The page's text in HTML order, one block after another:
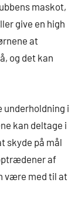
maskot,
give en high
at
og det kan
underholdning i
kan deltage i
skyde på mål
af
være med til at